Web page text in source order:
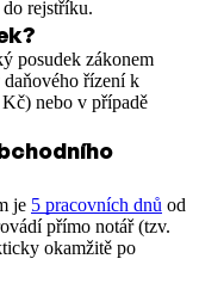
rejstříku.
posudek zákonem
řízení k
nebo v případě
je 5 pracovních dnů od
přímo notář (tzv.
okamžitě po